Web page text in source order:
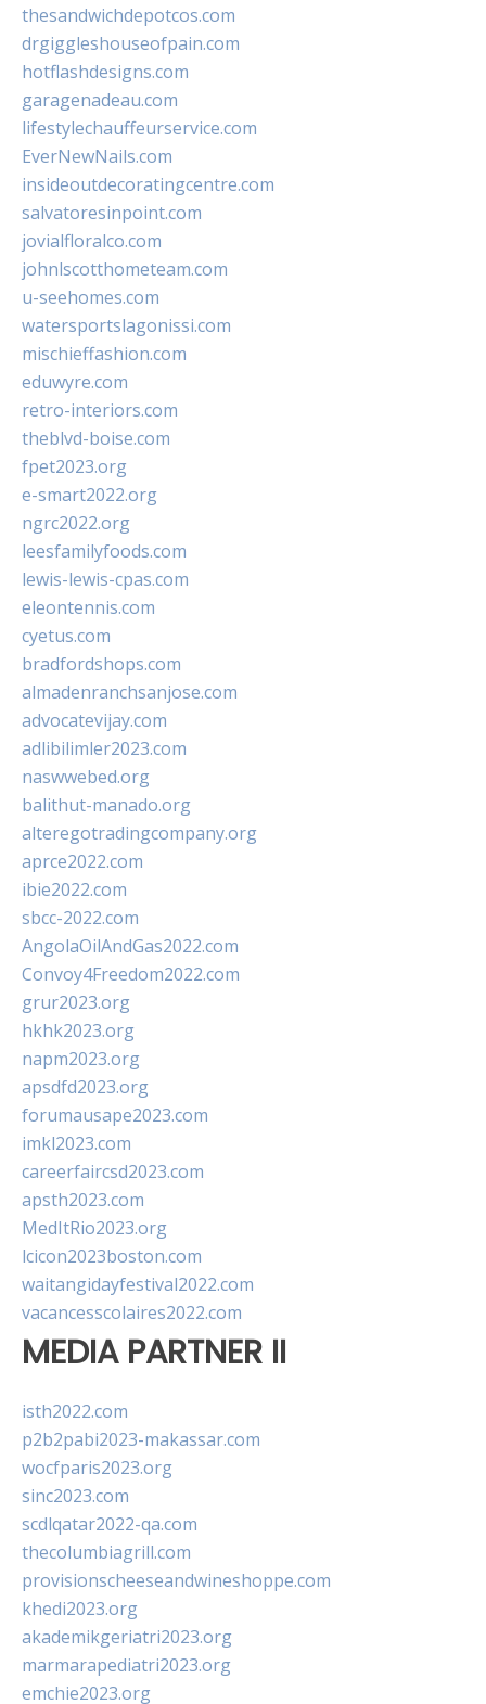
thesandwichdepotcos.com
drgiggleshouseofpain.com
hotflashdesigns.com
garagenadeau.com
lifestylechauffeurservice.com
EverNewNails.com
insideoutdecoratingcentre.com
salvatoresinpoint.com
jovialfloralco.com
johnlscotthometeam.com
u-seehomes.com
watersportslagonissi.com
mischieffashion.com
eduwyre.com
retro-interiors.com
theblvd-boise.com
fpet2023.org
e-smart2022.org
ngrc2022.org
leesfamilyfoods.com
lewis-lewis-cpas.com
eleontennis.com
cyetus.com
bradfordshops.com
almadenranchsanjose.com
advocatevijay.com
adlibilimler2023.com
naswwebed.org
balithut-manado.org
alteregotradingcompany.org
aprce2022.com
ibie2022.com
sbcc-2022.com
AngolaOilAndGas2022.com
Convoy4Freedom2022.com
grur2023.org
hkhk2023.org
napm2023.org
apsdfd2023.org
forumausape2023.com
imkl2023.com
careerfaircsd2023.com
apsth2023.com
MedItRio2023.org
lcicon2023boston.com
waitangidayfestival2022.com
vacancesscolaires2022.com
MEDIA PARTNER II
isth2022.com
p2b2pabi2023-makassar.com
wocfparis2023.org
sinc2023.com
scdlqatar2022-qa.com
thecolumbiagrill.com
provisionscheeseandwineshoppe.com
khedi2023.org
akademikgeriatri2023.org
marmarapediatri2023.org
emchie2023.org